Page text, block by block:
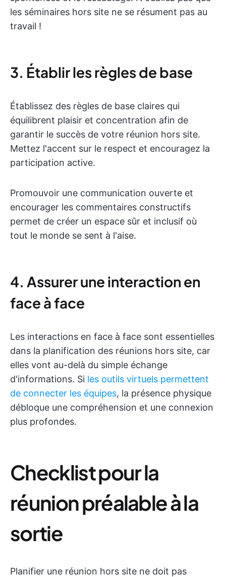
les séminaires hors site ne se résument pas au
travail !
3. Établir les règles de base
Établissez des règles de base claires qui
équilibrent plaisir et concentration afin de
garantir le succès de votre réunion hors site.
Mettez l'accent sur le respect et encouragez la
participation active.
Promouvoir une communication ouverte et
encourager les commentaires constructifs
permet de créer un espace sûr et inclusif où
tout le monde se sent à l'aise.
4. Assurer une interaction en
face à face
Les interactions en face à face sont essentielles
dans la planification des réunions hors site, car
elles vont au-delà du simple échange
d'informations. Si les outils virtuels permettent
de connecter les équipes, la présence physique
débloque une compréhension et une connexion
plus profondes.
Checklist pour la
réunion préalable à la
sortie
Planifier une réunion hors site ne doit pas